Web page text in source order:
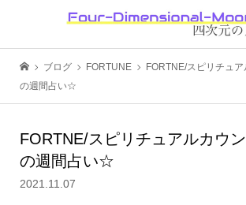
ブログ FORTUNE
FORTNE/スピリチュ
の週間占い☆
FORTNE/スピリチュアルカウ
の週間占い☆
2021.11.07